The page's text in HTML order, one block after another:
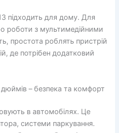
підходить для дому. Для
роботи з мультимедійними
простота роблять пристрій
де потрібен додатковий
– безпека та комфорт
в автомобілях. Це
системи паркування.